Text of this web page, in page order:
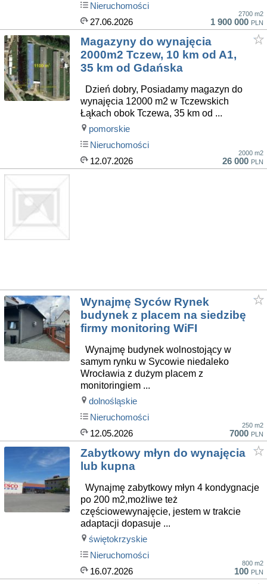
Nieruchomości
27.06.2026
2700 m2
1 900 000 PLN
Magazyny do wynajęcia
2000m2 Tczew, 10 km od A1,
35 km od Gdańska
Dzień dobry, Posiadamy magazyn do
wynajęcia 12000 m2 w Tczewskich
Łąkach obok Tczewa, 35 km od ...
pomorskie
Nieruchomości
12.07.2026
2000 m2
26 000 PLN
Wynajmę Syców Rynek
budynek z placem na siedzibę
firmy monitoring WiFI
Wynajmę budynek wolnostojący w
samym rynku w Sycowie niedaleko
Wrocławia z dużym placem z
monitoringiem ...
dolnośląskie
Nieruchomości
12.05.2026
250 m2
7000 PLN
Zabytkowy młyn do wynajęcia
lub kupna
Wynajmę zabytkowy młyn 4 kondygnacje
po 200 m2,możliwe też
częściowewynajęcie, jestem w trakcie
adaptacji dopasuje ...
świętokrzyskie
Nieruchomości
16.07.2026
800 m2
100 PLN